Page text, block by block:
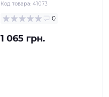
Код товара: 41073
0
1 065 грн.